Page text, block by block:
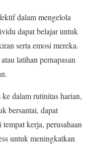
dalam mengelola
dapat belajar untuk
serta emosi mereka.
latihan pernapasan
dalam rutinitas harian,
bersantai, dapat
kerja, perusahaan
untuk meningkatkan